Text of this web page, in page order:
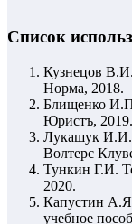
Список
Кузнецов
Норма, 2018.
Блищенко
Юристъ, 2019.
Лукашук И.И.
Волтерс
Тункин Г.И.
2020.
Капустин
учебное